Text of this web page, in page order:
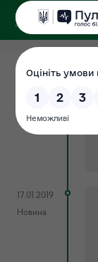
18.01.2019
Новина
17.01.2019
Новина